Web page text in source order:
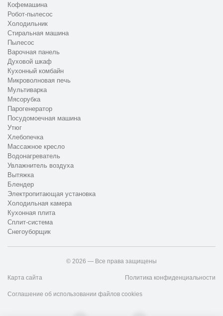
Кофемашина
Робот-пылесос
Холодильник
Стиральная машина
Пылесос
Варочная панель
Духовой шкаф
Кухонный комбайн
Микроволновая печь
Мультиварка
Мясорубка
Парогенератор
Посудомоечная машина
Утюг
Хлебопечка
Массажное кресло
Водонагреватель
Увлажнитель воздуха
Вытяжка
Блендер
Электропитающая установка
Холодильная камера
Кухонная плита
Сплит-система
Снегоуборщик
© 2026 — Все права защищены
Карта сайта Политика конфиденциальности
Соглашение об использовании файлов cookies